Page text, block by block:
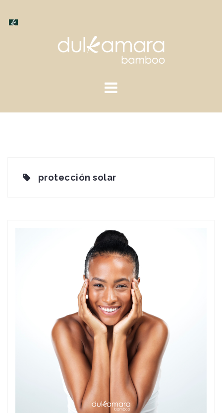
protección solar